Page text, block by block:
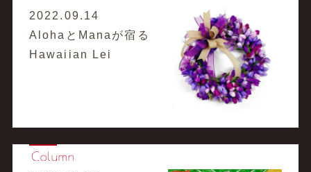
2022.09.14
AlohaとManaが宿る
Hawaiian Lei